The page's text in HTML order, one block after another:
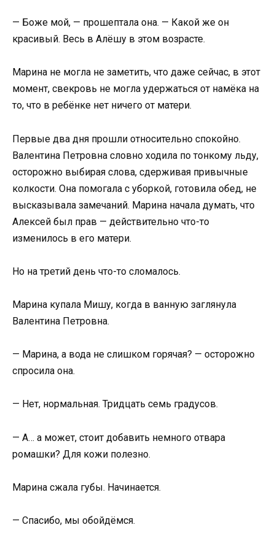
— Боже мой, — прошептала она. — Какой же он
красивый. Весь в Алёшу в этом возрасте.
Марина не могла не заметить, что даже сейчас, в этот
момент, свекровь не могла удержаться от намёка на
то, что в ребёнке нет ничего от матери.
Первые два дня прошли относительно спокойно.
Валентина Петровна словно ходила по тонкому льду,
осторожно выбирая слова, сдерживая привычные
колкости. Она помогала с уборкой, готовила обед, не
высказывала замечаний. Марина начала думать, что
Алексей был прав — действительно что-то
изменилось в его матери.
Но на третий день что-то сломалось.
Марина купала Мишу, когда в ванную заглянула
Валентина Петровна.
— Марина, а вода не слишком горячая? — осторожно
спросила она.
— Нет, нормальная. Тридцать семь градусов.
— А… а может, стоит добавить немного отвара
ромашки? Для кожи полезно.
Марина сжала губы. Начинается.
— Спасибо, мы обойдёмся.